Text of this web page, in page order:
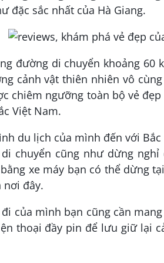
đặc sắc nhất của Hà Giang.
đường di chuyển khoảng 60
cảnh vật thiên nhiên vô
chiêm ngưỡng toàn bộ vẻ
Việt Nam.
du lịch của mình đến với
chuyển cũng như dừng
xe máy bạn có thể dừng
nơi đây.
đi của mình bạn cũng cần
thoại đầy pin để lưu giữ lại